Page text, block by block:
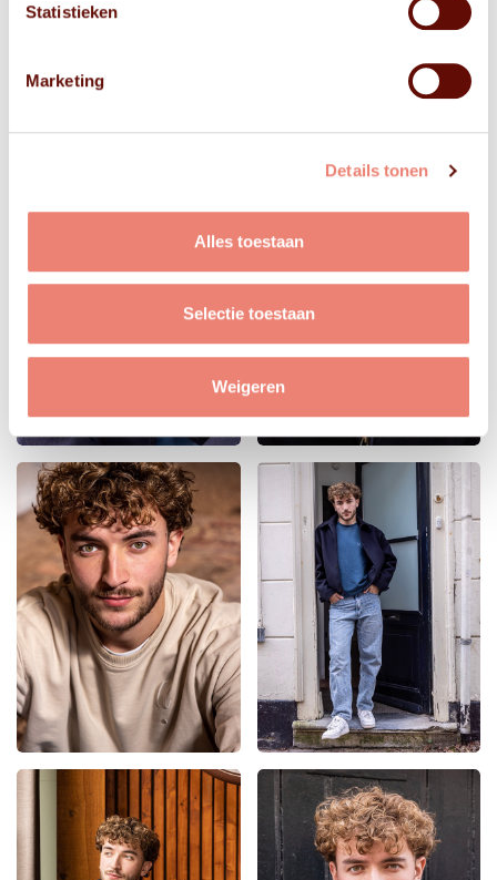
Statistieken
Marketing
Details tonen
Alles toestaan
Selectie toestaan
Weigeren